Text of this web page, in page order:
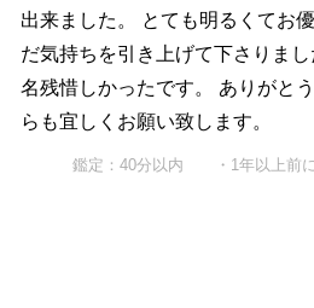
出来ました。 とても明るくてお
だ気持ちを引き上げて下さりま
名残惜しかったです。 ありがと
らも宜しくお願い致します。
鑑定：40分以内 ・1年以上前に